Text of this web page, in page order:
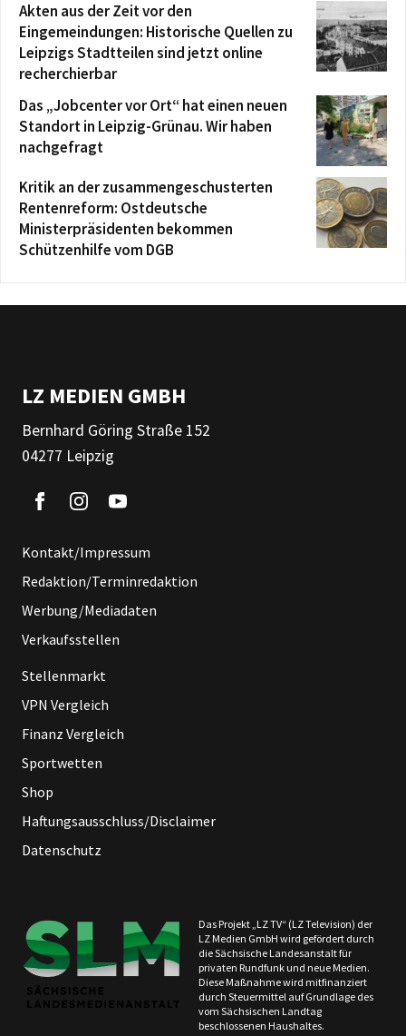
Akten aus der Zeit vor den
Eingemeindungen: Historische Quellen zu
Leipzigs Stadtteilen sind jetzt online
recherchierbar
Das „Jobcenter vor Ort“ hat einen neuen
Standort in Leipzig-Grünau. Wir haben
nachgefragt
Kritik an der zusammengeschusterten
Rentenreform: Ostdeutsche
Ministerpräsidenten bekommen
Schützenhilfe vom DGB
LZ MEDIEN GMBH
Bernhard Göring Straße 152
04277 Leipzig
Kontakt/Impressum
Redaktion/Terminredaktion
Werbung/Mediadaten
Verkaufsstellen
Stellenmarkt
VPN Vergleich
Finanz Vergleich
Sportwetten
Shop
Haftungsausschluss/Disclaimer
Datenschutz
Das Projekt „LZ TV“ (LZ Television) der
LZ Medien GmbH wird gefördert durch
die Sächsische Landesanstalt für
privaten Rundfunk und neue Medien.
Diese Maßnahme wird mitfinanziert
durch Steuermittel auf Grundlage des
vom Sächsischen Landtag
beschlossenen Haushaltes.